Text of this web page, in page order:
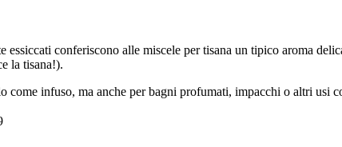
conferiscono alle miscele per tisana un tipico aroma
la tisana!).
come infuso, ma anche per bagni profumati, impacchi o altri usi